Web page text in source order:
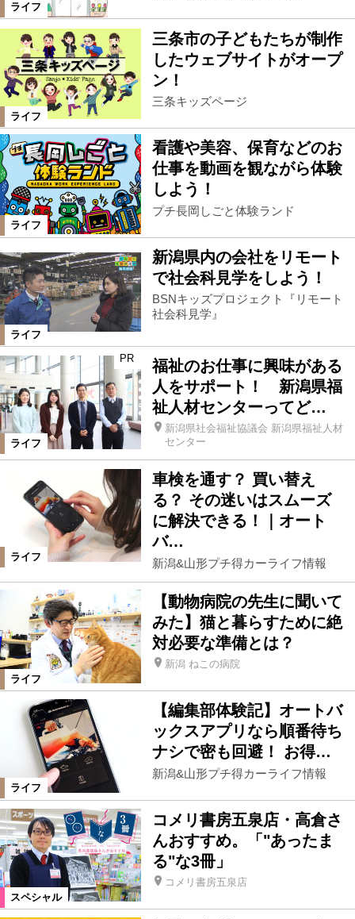
ライフ
ライフ
三条市の子どもたちが制作
したウェブサイトがオープ
ン！
三条キッズページ
ライフ
看護や美容、保育などのお
仕事を動画を観ながら体験
しよう！
プチ長岡しごと体験ランド
ライフ
新潟県内の会社をリモート
で社会科見学をしよう！
BSNキッズプロジェクト『リモート
社会科見学』
ライフ
PR
福祉のお仕事に興味がある
人をサポート！ 新潟県福
祉人材センターってど…
新潟県社会福祉協議会 新潟県福祉人材
センター
ライフ
車検を通す？ 買い替え
る？ その迷いはスムーズ
に解決できる！｜オート
バ…
新潟&山形プチ得カーライフ情報
ライフ
【動物病院の先生に聞いて
みた】猫と暮らすために絶
対必要な準備とは？
新潟 ねこの病院
ライフ
【編集部体験記】オートバ
ックスアプリなら順番待ち
ナシで密も回避！ お得…
新潟&山形プチ得カーライフ情報
スペシャル
コメリ書房五泉店・高倉さ
んおすすめ。「"あったま
る"な3冊」
コメリ書房五泉店